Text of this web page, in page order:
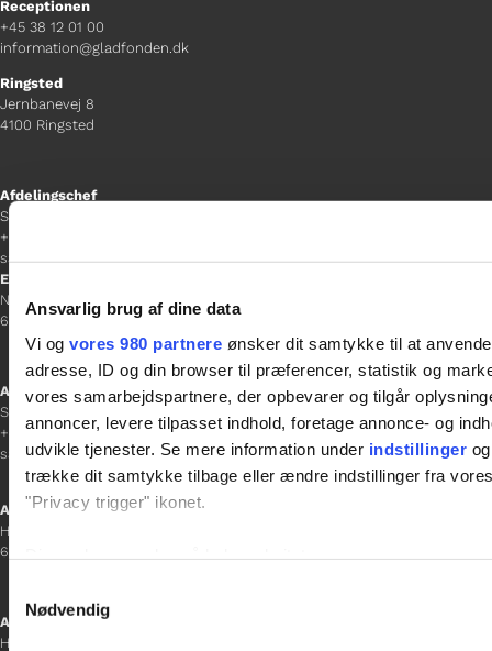
Ansvarlig brug af dine data
Vi og vores 980 partnere ønsker dit samtykke til at
adresse, ID og din browser til præferencer, statistik og
vores samarbejdspartnere, der opbevarer og tilgår
annoncer, levere tilpasset indhold, foretage annonce- og
udvikle tjenester. Se mere information under indstillinger
trække dit samtykke tilbage eller ændre indstillinger fra
"Privacy trigger" ikonet.
Vi bruger cookies til at tilpasse vores indhold og annoncer,
Nødvendig
Receptionen
+45 38 12 01 00
information@gladfonden.dk
Ringsted
Jernbanevej 8
4100 Ringsted
Afdelingschef
Sacha Lohmann Weiss
+45 40 27 91 11
sacha.lw@gladfonden.dk
Esbjerg
Norgesgade 1, 2. sal
6700 Esbjerg
Afdelingschef
Sanne Hansen
+45 23 69 19 35
sanne.h@gladfonden.dk
Aabenraa
H P Hanssens Gade 23, 2.
6200 Aabenraa
Afdelingschef
Helene Teichert